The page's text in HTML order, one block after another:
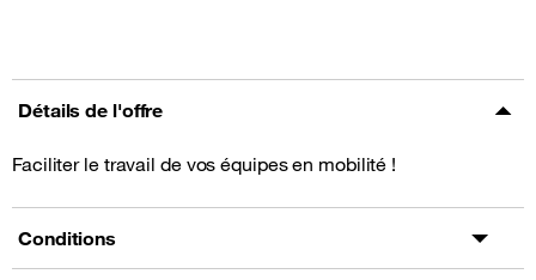
Détails de l'offre
Faciliter le travail de vos équipes en mobilité !
Conditions